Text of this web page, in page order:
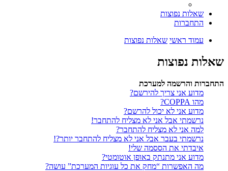
שאלות נפוצות
התחברות
עמוד ראשי שאלות נפוצות
שאלות נפוצות
התחברות והרשמה למערכת
מדוע אני צריך להירשם?
מהו COPPA?
מדוע אני לא יכול להרשם?
נרשמתי אבל אני לא מצליח להתחבר!
למה אני לא מצליח להתחבר?
נרשמתי בעבר אבל אני לא מצליח להתחבר יותר?!
איבדתי את הססמה שלי!
מדוע אני מתנתק באופן אוטומטי?
מה האפשרות “מחק את כל עוגיות המערכת” עושה?